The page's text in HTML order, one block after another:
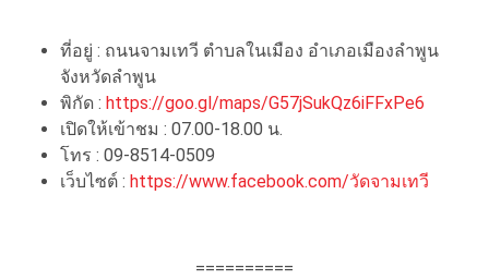
ที่อยู่ : ถนนจามเทวี ตำบลในเมือง อำเภอเมืองลำพูน
จังหวัดลำพูน
พิกัด : https://goo.gl/maps/G57jSukQz6iFFxPe6
เปิดให้เข้าชม : 07.00-18.00 น.
โทร : 09-8514-0509
เว็บไซต์ : https://www.facebook.com/วัดจามเทวี
==========